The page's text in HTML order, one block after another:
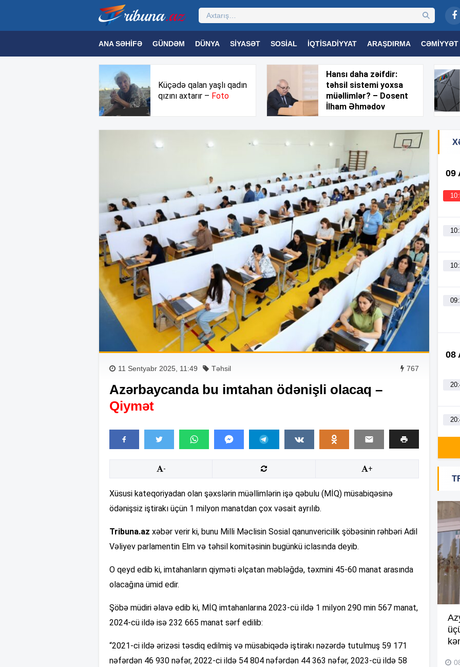
ANA SƏHIFƏ GÜNDƏM DÜNYA SIYASƏT SOSIAL İQTISADIYYAT ARAŞDIRMA CƏMIYYƏT
MƏDƏNIYYƏT SAĞLAMLIQ MARAQLI TRIBUNA TV
Küçədə qalan yaşlı qadın
qızını axtarır – Foto
Hansı daha zəifdir:
təhsil sistemi yoxsa
müəllimlər? – Dosent
İlham Əhmədov
11 Sentyabr 2025, 11:49 Təhsil 767
Azərbaycanda bu imtahan ödənişli olacaq –
Qiymət
- +
Xüsusi kateqoriyadan olan şəxslərin müəllimlərin işə qəbulu (MİQ) müsabiqəsinə
ödənişsiz iştirakı üçün 1 milyon manatdan çox vəsait ayrılıb.
Tribuna.az xəbər verir ki, bunu Milli Məclisin Sosial qanunvericilik şöbəsinin rəhbəri Adil
Vəliyev parlamentin Elm və təhsil komitəsinin bugünkü iclasında deyib.
O qeyd edib ki, imtahanların qiyməti əlçatan məbləğdə, təxmini 45-60 manat arasında
olacağına ümid edir.
Şöbə müdiri əlavə edib ki, MİQ imtahanlarına 2023-cü ildə 1 milyon 290 min 567 manat,
2024-cü ildə isə 232 665 manat sərf edilib:
“2021-ci ildə ərizəsi təsdiq edilmiş və müsabiqədə iştirakı nəzərdə tutulmuş 59 171
nəfərdən 46 930 nəfər, 2022-ci ildə 54 804 nəfərdən 44 363 nəfər, 2023-cü ildə 58
09
08
04 Avqust 2026, 20:48